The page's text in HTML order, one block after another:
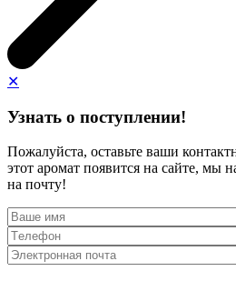
✕
Узнать о поступлении!
Пожалуйста, оставьте ваши
этот аромат появится на сайте, мы
на почту!